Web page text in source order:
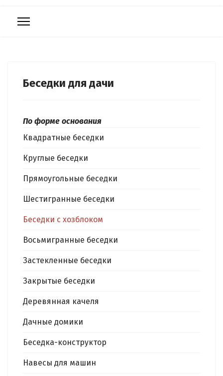
Беседки для дачи
По форме основания
Квадратные беседки
Круглые беседки
Прямоугольные беседки
Шестигранные беседки
Беседки с хозблоком
Восьмигранные беседки
Застекленные беседки
Закрытые беседки
Деревянная качеля
Дачные домики
Беседка-конструктор
Навесы для машин